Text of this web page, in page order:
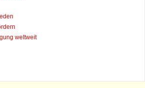
weltweit